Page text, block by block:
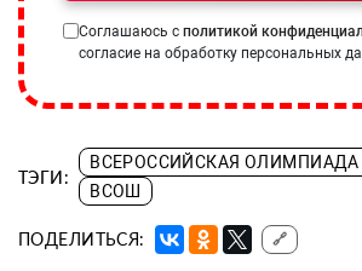
Соглашаюсь с политикой
согласие на обработку персональных
ТЭГИ:
ВСЕРОССИЙСКАЯ
ВСОШ
ПОДЕЛИТЬСЯ: 🔗